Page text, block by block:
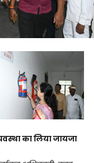
का लिया जायजा